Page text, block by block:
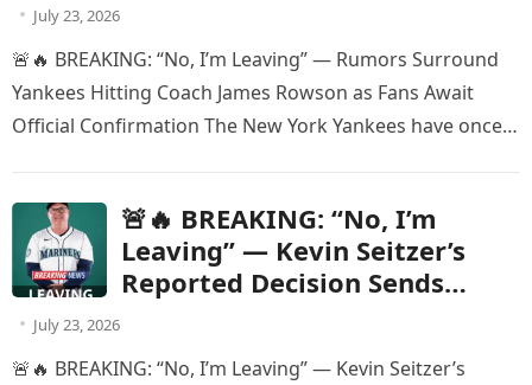
July 23, 2026
🚨🔥 BREAKING: “No, I’m Leaving” — Rumors Surround
Yankees Hitting Coach James Rowson as Fans Await
Official Confirmation The New York Yankees have once
🚨🔥 BREAKING: “No, I’m
Leaving” — Kevin Seitzer’s
Reported Decision Sends
July 23, 2026
🚨🔥 BREAKING: “No, I’m Leaving” — Kevin Seitzer’s